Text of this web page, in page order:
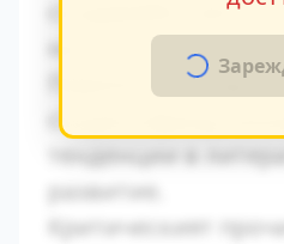
създавайки
на епохата.
Паралелите с
същия период
развитие.
Критическият